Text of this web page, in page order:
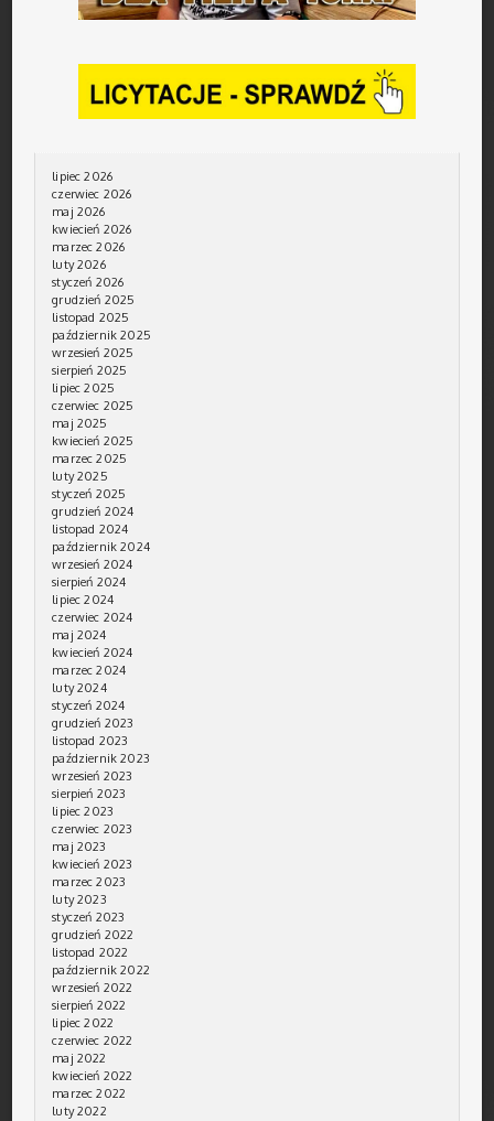
lipiec 2026
czerwiec 2026
maj 2026
kwiecień 2026
marzec 2026
luty 2026
styczeń 2026
grudzień 2025
listopad 2025
październik 2025
wrzesień 2025
sierpień 2025
lipiec 2025
czerwiec 2025
maj 2025
kwiecień 2025
marzec 2025
luty 2025
styczeń 2025
grudzień 2024
listopad 2024
październik 2024
wrzesień 2024
sierpień 2024
lipiec 2024
czerwiec 2024
maj 2024
kwiecień 2024
marzec 2024
luty 2024
styczeń 2024
grudzień 2023
listopad 2023
październik 2023
wrzesień 2023
sierpień 2023
lipiec 2023
czerwiec 2023
maj 2023
kwiecień 2023
marzec 2023
luty 2023
styczeń 2023
grudzień 2022
listopad 2022
październik 2022
wrzesień 2022
sierpień 2022
lipiec 2022
czerwiec 2022
maj 2022
kwiecień 2022
marzec 2022
luty 2022